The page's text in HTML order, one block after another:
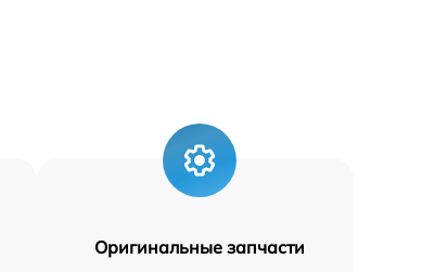
Оригинальные запчасти